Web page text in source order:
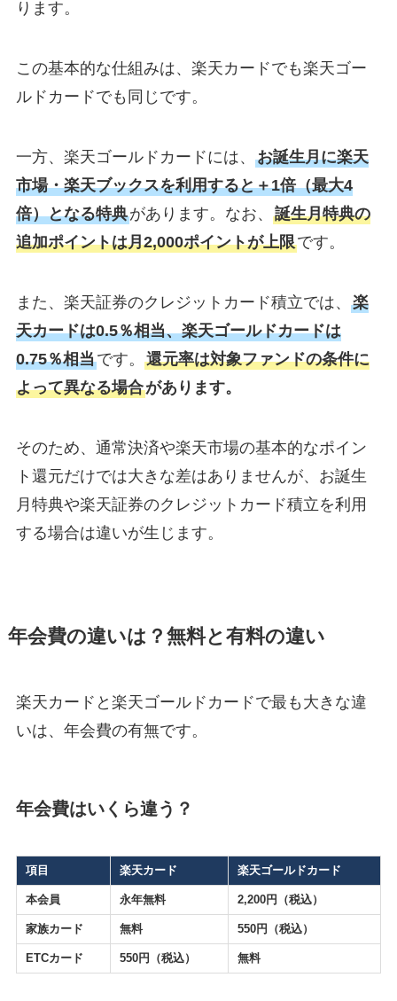
ります。
この基本的な仕組みは、楽天カードでも楽天ゴー
ルドカードでも同じです。
一方、楽天ゴールドカードには、 お誕生月に楽天
市場・楽天ブックスを利用すると＋1倍（最大4
倍）となる特典があります。なお、 誕生月特典の
追加ポイントは月2,000ポイントが上限です。
また、楽天証券のクレジットカード積立では、 楽
天カードは0.5％相当、楽天ゴールドカードは
0.75％相当です。 還元率は対象ファンドの条件に
よって異なる場合があります。
そのため、通常決済や楽天市場の基本的なポイン
ト還元だけでは大きな差はありませんが、お誕生
月特典や楽天証券のクレジットカード積立を利用
する場合は違いが生じます。
年会費の違いは？無料と有料の違い
楽天カードと楽天ゴールドカードで最も大きな違
いは、年会費の有無です。
年会費はいくら違う？
項目 楽天カード 楽天ゴールドカード
本会員 永年無料 2,200円（税込）
家族カード 無料 550円（税込）
ETCカード 550円（税込） 無料